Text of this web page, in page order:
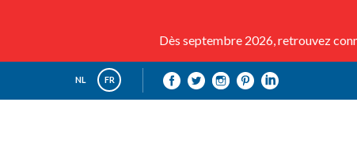
Dès septembre 2026, retrouvez
NL FR